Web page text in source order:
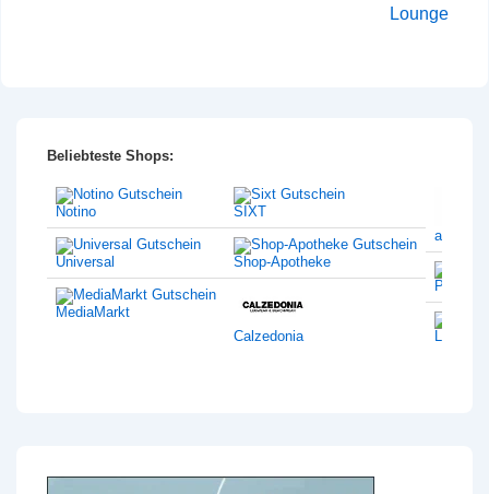
Lounge
Beliebteste Shops:
Notino
Universal
MediaMarkt
SIXT
Shop-Apotheke
Calzedonia
amazon
Philips